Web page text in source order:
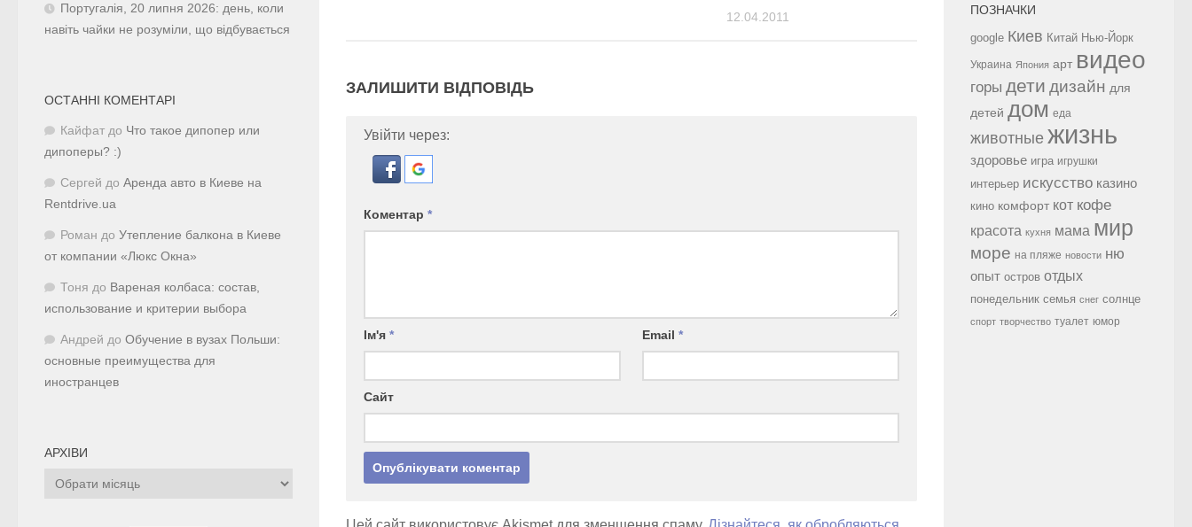
12.04.2011
ЗАЛИШИТИ ВІДПОВІДЬ
Увійти через:
Коментар *
Ім'я * Email*
Сайт
Португалія, 20 липня 2026: день, коли
навіть чайки не розуміли, що відбувається
ОСТАННІ КОМЕНТАРІ
Кайфат до Что такое дипопер или
дипоперы? :)
Сергей до Аренда авто в Киеве на
Rentdrive.ua
Роман до Утепление балкона в Киеве
от компании «Люкс Окна»
Тоня до Вареная колбаса: состав,
использование и критерии выбора
Андрей до Обучение в вузах Польши:
основные преимущества для
иностранцев
АРХІВИ
Архіви
ПОЗНАЧКИ
google Киев Китай Нью-Йорк
Украина Япония арт видео
горы дети дизайн для
детей дом еда
животные жизнь
здоровье игра игрушки
интерьер искусство казино
кино комфорт кот кофе
красота кухня мама мир
море на пляже новости ню
опыт остров отдых
понедельник семья снег солнце
спорт творчество туалет юмор